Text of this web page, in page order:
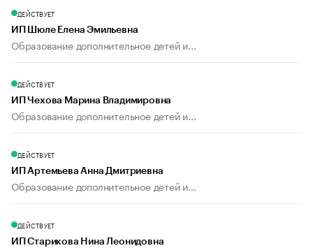
ДЕЙСТВУЕТ
ИП Шюле Елена Эмильевна
Образование дополнительное детей и...
ДЕЙСТВУЕТ
ИП Чехова Марина Владимировна
Образование дополнительное детей и...
ДЕЙСТВУЕТ
ИП Артемьева Анна Дмитриевна
Образование дополнительное детей и...
ДЕЙСТВУЕТ
ИП Старикова Нина Леонидовна